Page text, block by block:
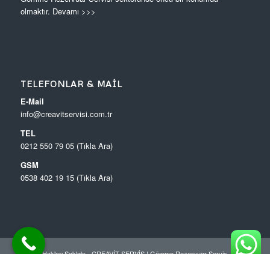
olmaktır. Devamı >>>
TELEFONLAR & MAIL
E-Mail
info@creavitservisi.com.tr
TEL
0212 550 79 05 (Tıkla Ara)
GSM
0538 402 19 15 (Tıkla Ara)